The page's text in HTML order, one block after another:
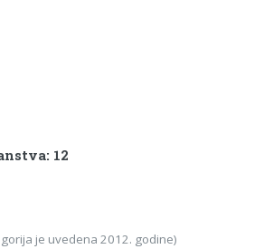
12
je uvedena 2012. godine)